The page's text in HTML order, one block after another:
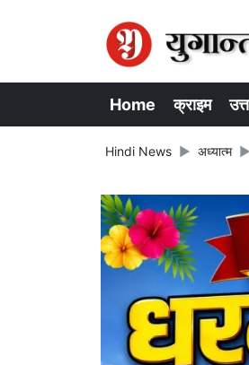
Home क्राइम
Hindi News अध्यात्म